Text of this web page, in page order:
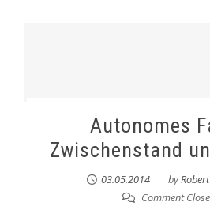
Autonomes
Zwischenstand
03.05.2014 by
Comment